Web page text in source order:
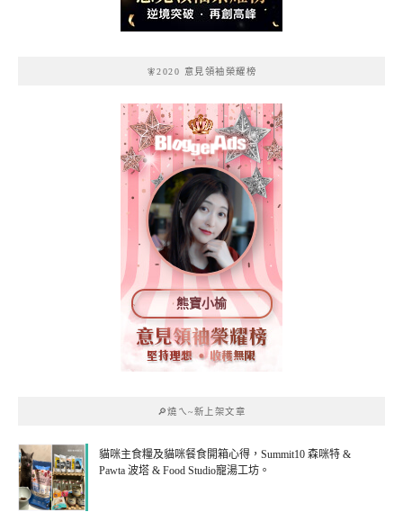
🧚2020 意見領袖榮耀榜
熊寶小榆
🔎燒ㄟ~新上架文章
貓咪主食糧及貓咪餐食開箱心得，Summit10 森咪特 &
Pawta 波塔 & Food Studio寵湯工坊。